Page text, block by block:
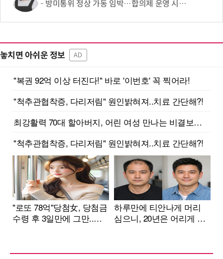
방미통위 정상 가동 임박…합의제 운영 시험대
놓치면 아쉬운 정보 AD